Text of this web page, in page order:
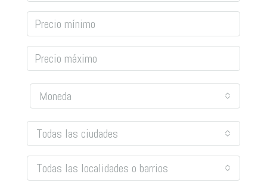
Moneda
Todas las ciudades
Todas las localidades o barrios